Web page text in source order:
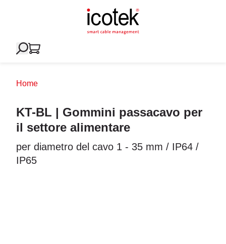
Home
KT-BL | Gommini passacavo per
il settore alimentare
per diametro del cavo 1 - 35 mm / IP64 /
IP65